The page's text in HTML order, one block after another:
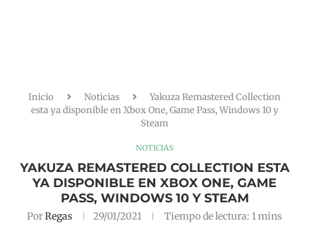
Inicio Noticias
Yakuza Remastered Collection
esta ya disponible en Xbox One, Game Pass, Windows 10 y
Steam
NOTICIAS
YAKUZA REMASTERED COLLECTION ESTA
YA DISPONIBLE EN XBOX ONE, GAME
PASS, WINDOWS 10 Y STEAM
PorRegas 29/01/2021